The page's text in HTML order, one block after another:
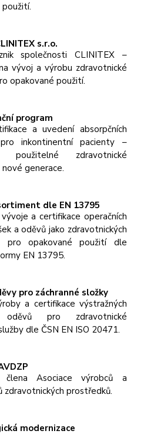
s.r.o.
společnosti CLINITEX –
vývoj a výrobu zdravotnické
opakované použití.
program
a uvedení absorpčních
inkontinentní pacienty –
použitelné zdravotnické
generace.
dle EN 13795
a certifikace operačních
a oděvů jako zdravotnických
pro opakované použití dle
EN 13795.
pro záchranné složky
a certifikace výstražných
oděvů pro zdravotnické
dle ČSN EN ISO 20471.
Asociace výrobců a
zdravotnických prostředků.
modernizace